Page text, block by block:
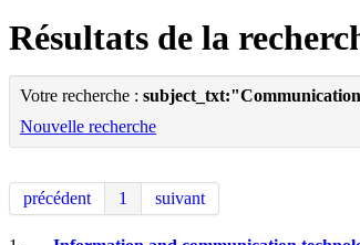
Résultats de la
Votre recherche :
Nouvelle recherche
précédent 1 suivant